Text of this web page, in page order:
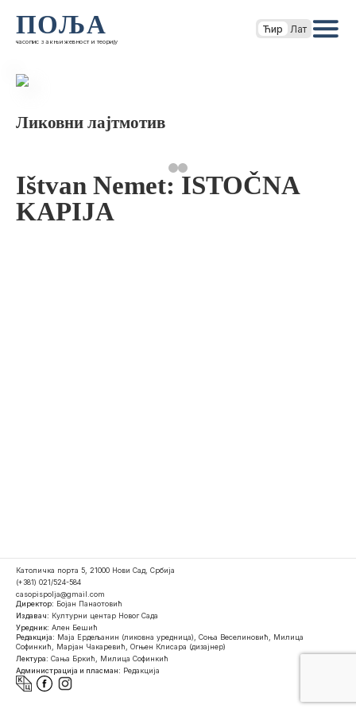
ПОЉА
часопис за књижевност и теорију
Ћир Лат
Ликовни лајтмотив
Ištvan Nemet: ISTOČNA
KAPIJA
Католичка порта 5, 21000 Нови Сад, Србија
(+381) 021/524-584
casopispolja@gmail.com
Директор: Бојан Панаотовић
Издавач: Културни центар Новог Сада
Уредник: Ален Бешић
Редакција: Маја Ердељанин (ликовна уредница), Соња Веселиновић, Милица
Софинкић, Марјан Чакаревић, Огњен Клисара (дизајнер)
Лектура: Сања Бркић, Милица Софинкић
Администрација и пласман: Редакција